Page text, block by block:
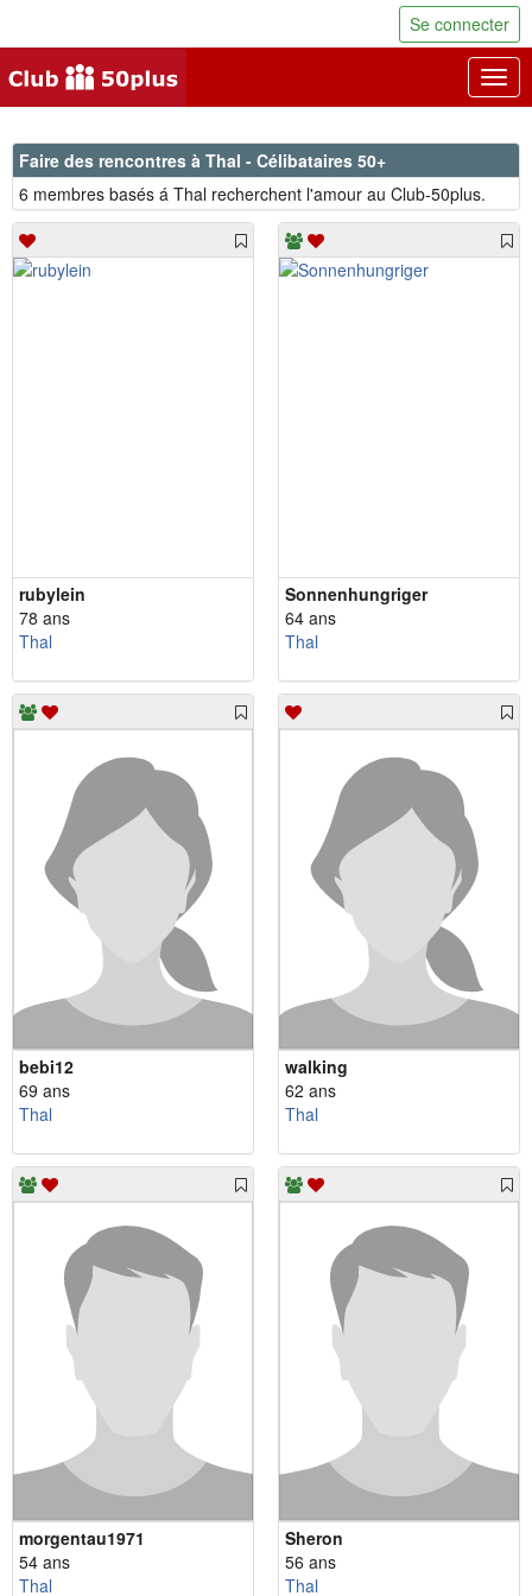
Se connecter
Faire des rencontres à Thal - Célibataires 50+
6 membres basés á Thal recherchent l'amour au Club-50plus.
rubylein
78 ans
Thal
Sonnenhungriger
64 ans
Thal
bebi12
69 ans
Thal
walking
62 ans
Thal
morgentau1971
54 ans
Thal
Sheron
56 ans
Thal